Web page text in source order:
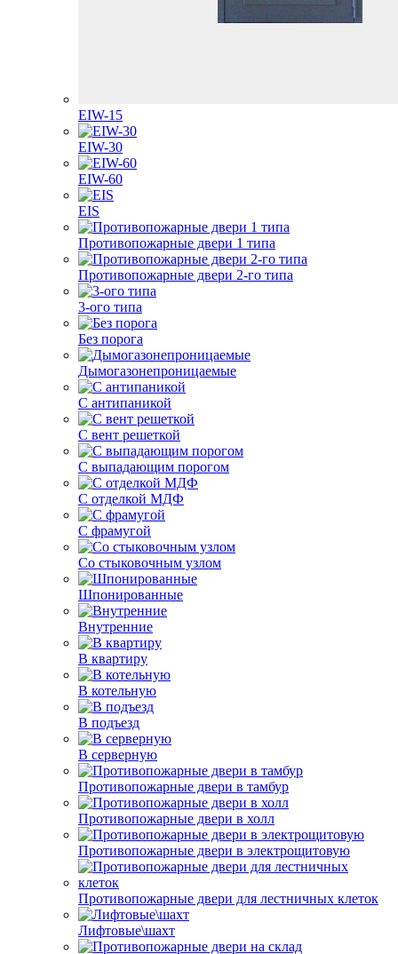
EIW-15
EIW-30
EIW-60
EIS
Противопожарные двери 1 типа
Противопожарные двери 2-го типа
3-ого типа
Без порога
Дымогазонепроницаемые
С антипаникой
С вент решеткой
С выпадающим порогом
С отделкой МДФ
С фрамугой
Со стыковочным узлом
Шпонированные
Внутренние
В квартиру
В котельную
В подъезд
В серверную
Противопожарные двери в тамбур
Противопожарные двери в холл
Противопожарные двери в электрощитовую
Противопожарные двери для лестничных клеток
Лифтовые\шахт